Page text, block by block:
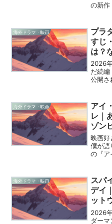
の新作
「いつ
婦...
海外ドラマ・映画
プラ
すじ
は？
2026
だ続
公開さ
自分を
たちに
海外ドラマ・映画
アイ
レ｜
ゾン
映画好
僕が語
の『ア
も大き
開け
海外ドラマ・映画
スパ
デイ
ット
2026
ダー